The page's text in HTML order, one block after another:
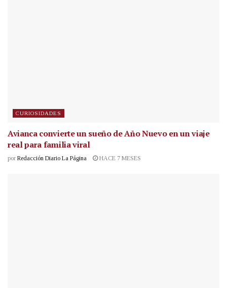
CURIOSIDADES
Avianca convierte un sueño de Año Nuevo en un viaje
real para familia viral
por Redacción Diario La Página HACE 7 MESES